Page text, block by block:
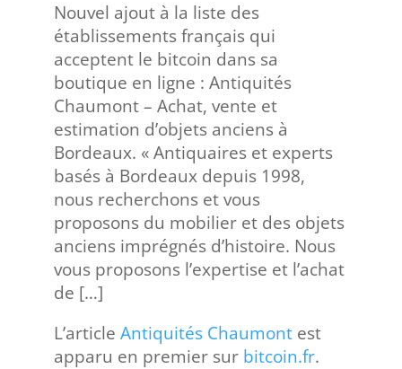
Nouvel ajout à la liste des
établissements français qui
acceptent le bitcoin dans sa
boutique en ligne : Antiquités
Chaumont – Achat, vente et
estimation d’objets anciens à
Bordeaux. « Antiquaires et experts
basés à Bordeaux depuis 1998,
nous recherchons et vous
proposons du mobilier et des objets
anciens imprégnés d’histoire. Nous
vous proposons l’expertise et l’achat
de […]
L’article Antiquités Chaumontest
apparu en premier sur bitcoin.fr.